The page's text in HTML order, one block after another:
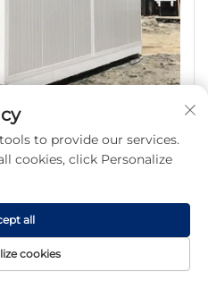
portátil de 20 pies
ampliable de dos pisos
supermercados
to provide our services.
cookies, click Personalize
cookies
all